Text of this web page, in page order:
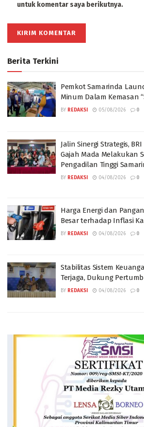
untuk komentar saya berikutnya.
Berita Terkini
Pemkot Samarinda
Minum Dalam Kemasan
BY REDAKSI 05/08/2026 0
Jalin Sinergi Strategis,
Gajah Mada Melakukan
Pengadilan Tinggi
BY REDAKSI 04/08/2026 0
Harga Energi dan
Besar terhadap Inflasi
BY REDAKSI 04/08/2026 0
Stabilitas Sistem
Terjaga, Dukung
BY REDAKSI 04/08/2026 0